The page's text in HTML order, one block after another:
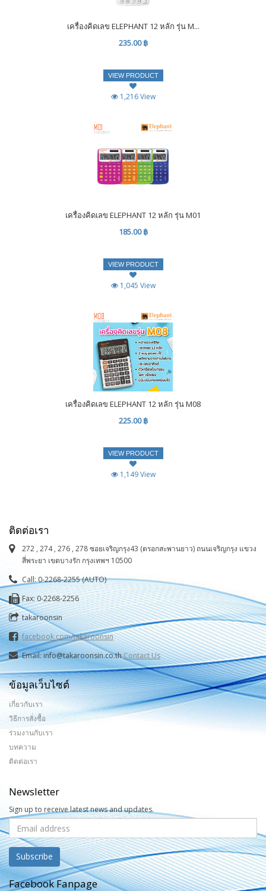
เครื่องคิดเลข ELEPHANT 12 หลัก รุ่น M...
235.00 ฿
VIEW PRODUCT
1,216 View
เครื่องคิดเลข ELEPHANT 12 หลัก รุ่น M01
185.00 ฿
VIEW PRODUCT
1,045 View
เครื่องคิดเลข ELEPHANT 12 หลัก รุ่น M08
225.00 ฿
VIEW PRODUCT
1,149 View
ติดต่อเรา
272 , 274 , 276 , 278 ซอยเจริญกรุง43 (ตรอกสะพานยาว) ถนนเจริญกรุง แขวง
สี่พระยา เขตบางรัก กรุงเทพฯ 10500
Call: 0-2268-2255 (AUTO)
Fax: 0-2268-2256
takaroonsin
facebook.com/takaroonsin
Email: info@takaroonsin.co.thContact Us
ข้อมูลเว็บไซต์
เกี่ยวกับเรา
วิธีการสั่งซื้อ
ร่วมงานกับเรา
บทความ
ติดต่อเรา
Newsletter
Sign up to receive latest news and updates.
Facebook Fanpage